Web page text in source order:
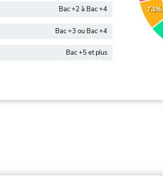
Bac +2 à Bac +4
Bac +3 ou Bac +4
Bac +5 et plus
7.1%